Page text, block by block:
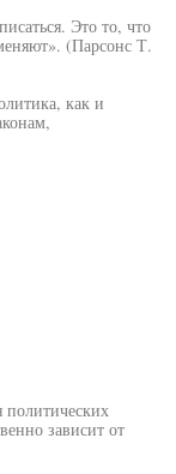
Это то, что
(Парсонс Т.
как и
зависит от